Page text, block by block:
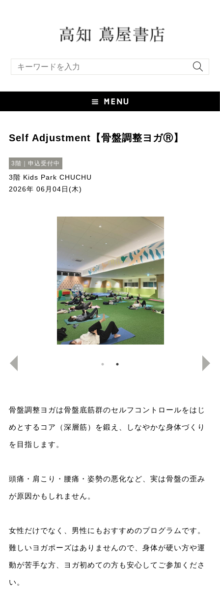
Self Adjustment【骨盤調整ヨガⓇ】
3階｜申込受付中
3階 Kids Park CHUCHU
2026年 06月04日(木)
骨盤調整ヨガは骨盤底筋群のセルフコントロールをはじ
めとするコア（深層筋）を鍛え、しなやかな身体づくり
を目指します。
頭痛・肩こり・腰痛・姿勢の悪化など、実は骨盤の歪み
が原因かもしれません。
女性だけでなく、男性にもおすすめのプログラムです。
難しいヨガポーズはありませんので、身体が硬い方や運
動が苦手な方、ヨガ初めての方も安心してご参加くださ
い。